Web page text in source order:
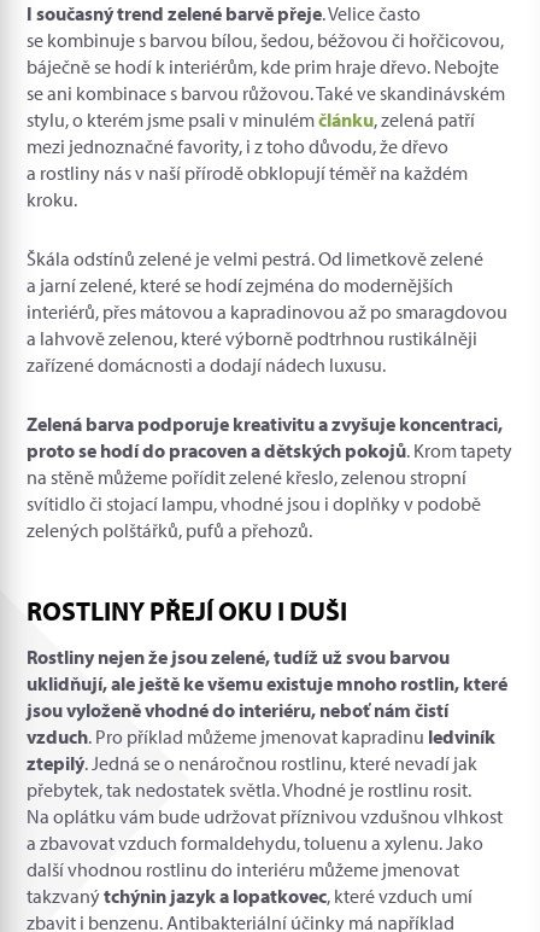
I současný trend zelené barvě přeje. Velice často
se kombinuje s barvou bílou, šedou, béžovou či hořčicovou,
báječně se hodí k interiérům, kde prim hraje dřevo. Nebojte
se ani kombinace s barvou růžovou. Také ve skandinávském
stylu, o kterém jsme psali v minulémčlánku, zelená patří
mezi jednoznačné favority, i z toho důvodu, že dřevo
a rostliny nás v naší přírodě obklopují téměř na každém
kroku.
Škála odstínů zelené je velmi pestrá. Od limetkově zelené
a jarní zelené, které se hodí zejména do modernějších
interiérů, přes mátovou a kapradinovou až po smaragdovou
a lahvově zelenou, které výborně podtrhnou rustikálněji
zařízené domácnosti a dodají nádech luxusu.
Zelená barva podporuje kreativitu a zvyšuje koncentraci,
proto se hodí do pracoven a dětských pokojů. Krom tapety
na stěně můžeme pořídit zelené křeslo, zelenou stropní
svítidlo či stojací lampu, vhodné jsou i doplňky v podobě
zelených polštářků, pufů a přehozů.
ROSTLINY PŘEJÍ OKU I DUŠI
Rostliny nejen že jsou zelené, tudíž už svou barvou
uklidňují, ale ještě ke všemu existuje mnoho rostlin, které
jsou vyloženě vhodné do interiéru, neboť nám čistí
vzduch. Pro příklad můžeme jmenovat kapradinu ledviník
ztepilý. Jedná se o nenáročnou rostlinu, které nevadí jak
přebytek, tak nedostatek světla. Vhodné je rostlinu rosit.
Na oplátku vám bude udržovat příznivou vzdušnou vlhkost
a zbavovat vzduch formaldehydu, toluenu a xylenu. Jako
další vhodnou rostlinu do interiéru můžeme jmenovat
takzvanýtchýnin jazyk a lopatkovec, které vzduch umí
zbavit i benzenu. Antibakteriální účinky má například